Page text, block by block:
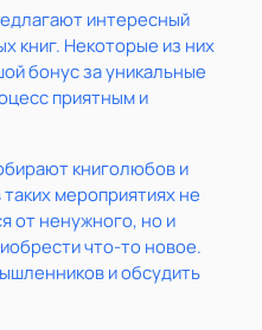
интересный
книг. Некоторые из них
бонус за уникальные
приятным и
книголюбов и
мероприятиях не
от ненужного, но и
что-то новое.
и обсудить